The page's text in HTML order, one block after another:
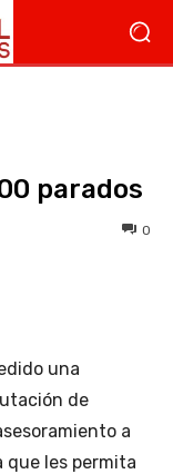
parados
0
una
de
a
que les permita